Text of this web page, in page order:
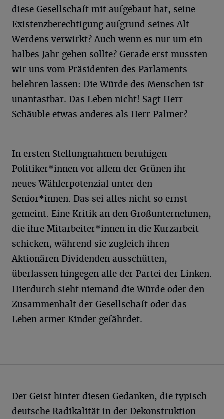
diese Gesellschaft mit aufgebaut hat, seine
Existenzberechtigung aufgrund seines Alt-
Werdens verwirkt? Auch wenn es nur um ein
halbes Jahr gehen sollte? Gerade erst mussten
wir uns vom Präsidenten des Parlaments
belehren lassen: Die Würde des Menschen ist
unantastbar. Das Leben nicht! Sagt Herr
Schäuble etwas anderes als Herr Palmer?
In ersten Stellungnahmen beruhigen
Politiker*innen vor allem der Grünen ihr
neues Wählerpotenzial unter den
Senior*innen. Das sei alles nicht so ernst
gemeint. Eine Kritik an den Großunternehmen,
die ihre Mitarbeiter*innen in die Kurzarbeit
schicken, während sie zugleich ihren
Aktionären Dividenden ausschütten,
überlassen hingegen alle der Partei der Linken.
Hierdurch sieht niemand die Würde oder den
Zusammenhalt der Gesellschaft oder das
Leben armer Kinder gefährdet.
Der Geist hinter diesen Gedanken, die typisch
deutsche Radikalität in der Dekonstruktion